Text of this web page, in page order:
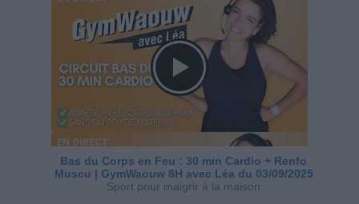
Bas du Corps en Feu : 30 min Cardio + Renfo
Muscu | GymWaouw 8H avec Léa du 03/09/2025
Sport pour maigrir à la maison